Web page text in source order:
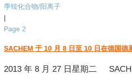
季铵化合物/阳离子
|
Page 2
分
季
SACHEM 于 10 月 8 日至 10 日在德国
2013 年 8 月 27 日星期二